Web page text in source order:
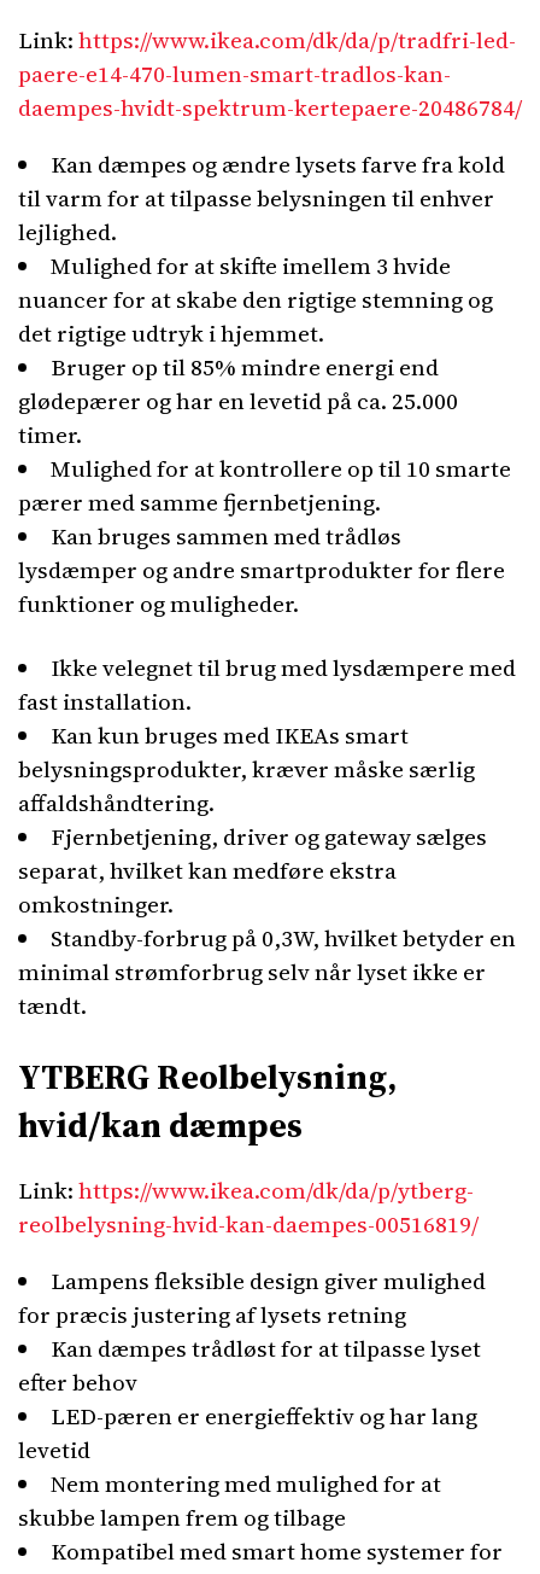
Link:https://www.ikea.com/dk/da/p/tradfri-led-
paere-e14-470-lumen-smart-tradlos-kan-
daempes-hvidt-spektrum-kertepaere-20486784/
Kan dæmpes og ændre lysets farve fra kold
til varm for at tilpasse belysningen til enhver
lejlighed.
Mulighed for at skifte imellem 3 hvide
nuancer for at skabe den rigtige stemning og
det rigtige udtryk i hjemmet.
Bruger op til 85% mindre energi end
glødepærer og har en levetid på ca. 25.000
timer.
Mulighed for at kontrollere op til 10 smarte
pærer med samme fjernbetjening.
Kan bruges sammen med trådløs
lysdæmper og andre smartprodukter for flere
funktioner og muligheder.
Ikke velegnet til brug med lysdæmpere med
fast installation.
Kan kun bruges med IKEAs smart
belysningsprodukter, kræver måske særlig
affaldshåndtering.
Fjernbetjening, driver og gateway sælges
separat, hvilket kan medføre ekstra
omkostninger.
Standby-forbrug på 0,3W, hvilket betyder en
minimal strømforbrug selv når lyset ikke er
tændt.
YTBERG Reolbelysning,
hvid/kan dæmpes
Link:https://www.ikea.com/dk/da/p/ytberg-
reolbelysning-hvid-kan-daempes-00516819/
Lampens fleksible design giver mulighed
for præcis justering af lysets retning
Kan dæmpes trådløst for at tilpasse lyset
efter behov
LED-pæren er energieffektiv og har lang
levetid
Nem montering med mulighed for at
skubbe lampen frem og tilbage
Kompatibel med smart home systemer for